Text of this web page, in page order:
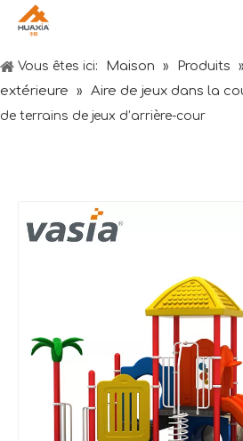
Vous êtes ici: Maison » Produits »
extérieure
» Aire de jeux dans la
de terrains de jeux d’arrière-cour